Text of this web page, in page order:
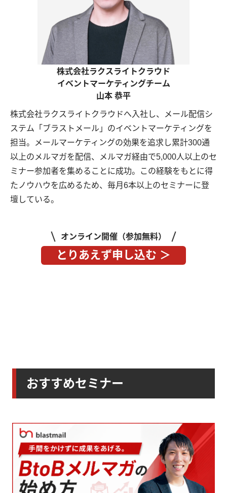
株式会社ラクスライトクラウド
イベントマーケティングチーム
山本 恭平
株式会社ラクスライトクラウドへ入社し、メール配信シ
ステム「ブラストメール」のイベントマーケティングを
担当。メールマーケティングの効果を追求し累計300通
以上のメルマガを配信、メルマガ経由で5,000人以上のセ
ミナー参加者を集めることに成功。この経験をもとに得
たノウハウを広めるため、毎月6本以上のセミナーに登
壇している。
オンライン開催（参加無料）
とりあえず申し込む ＞
おすすめセミナー